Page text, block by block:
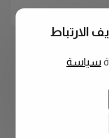
الارتباط
سياسة